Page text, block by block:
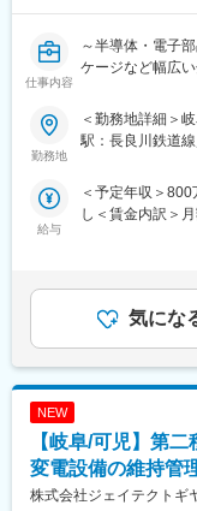
・人材育成
・工場責任者と
【IDOMならでは
（1）対応車種の
（2）最新設備と
イメントテスタ
たまま整備でき
ています。
（3）透明性のあ
自動車業界全体
から信頼される
■組織構成：30代
仕事内容
～半導体・電子
ケージなど幅広
■概要：
管理統括本部長
■具体的には：
・経営層へのレ
・財務会計の統
・税務（法人税
家との連携
・経理部組織マ
財務会計の統括
任せします。連
がある場合でも
また、部長とし
勤務地
＜勤務地詳細＞
駅：長良川鉄道
給与
＜予定年収＞
し＜賃金内訳＞
分（夏2.4カ月分
目安の金額であ
給(月額)は固定手
気にな
NEW
【岐阜/可児】第
変電設備の維持管
株式会社ジェイテクトギ